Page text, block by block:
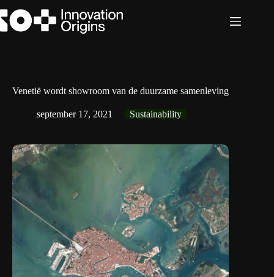
naar
de
Venetië wordt showroom van de duurzame samenleving
september 17, 2021 Sustainability